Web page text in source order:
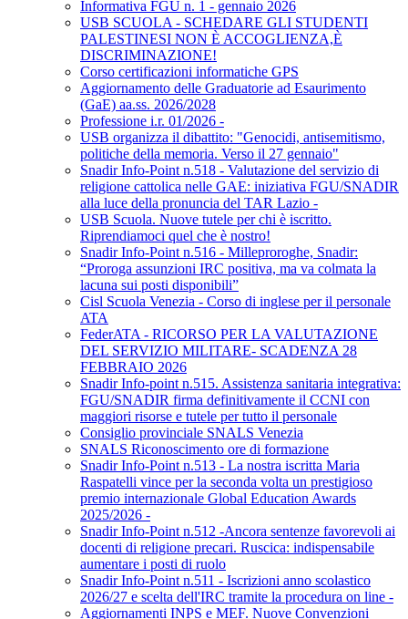
Informativa FGU n. 1 - gennaio 2026
USB SCUOLA - SCHEDARE GLI STUDENTI
PALESTINESI NON È ACCOGLIENZA,È
DISCRIMINAZIONE!
Corso certificazioni informatiche GPS
Aggiornamento delle Graduatorie ad Esaurimento
(GaE) aa.ss. 2026/2028
Professione i.r. 01/2026 -
USB organizza il dibattito: "Genocidi, antisemitismo,
politiche della memoria. Verso il 27 gennaio"
Snadir Info-Point n.518 - Valutazione del servizio di
religione cattolica nelle GAE: iniziativa FGU/SNADIR
alla luce della pronuncia del TAR Lazio -
USB Scuola. Nuove tutele per chi è iscritto.
Riprendiamoci quel che è nostro!
Snadir Info-Point n.516 - Milleproroghe, Snadir:
“Proroga assunzioni IRC positiva, ma va colmata la
lacuna sui posti disponibili”
Cisl Scuola Venezia - Corso di inglese per il personale
ATA
FederATA - RICORSO PER LA VALUTAZIONE
DEL SERVIZIO MILITARE- SCADENZA 28
FEBBRAIO 2026
Snadir Info-point n.515. Assistenza sanitaria integrativa:
FGU/SNADIR firma definitivamente il CCNI con
maggiori risorse e tutele per tutto il personale
Consiglio provinciale SNALS Venezia
SNALS Riconoscimento ore di formazione
Snadir Info-Point n.513 - La nostra iscritta Maria
Raspatelli vince per la seconda volta un prestigioso
premio internazionale Global Education Awards
2025/2026 -
Snadir Info-Point n.512 -Ancora sentenze favorevoli ai
docenti di religione precari. Ruscica: indispensabile
aumentare i posti di ruolo
Snadir Info-Point n.511 - Iscrizioni anno scolastico
2026/27 e scelta dell'IRC tramite la procedura on line -
Aggiornamenti INPS e MEF. Nuove Convenzioni